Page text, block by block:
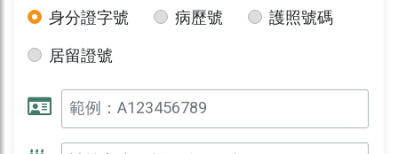
身分證字號 病歷號
護照號碼
居留證號